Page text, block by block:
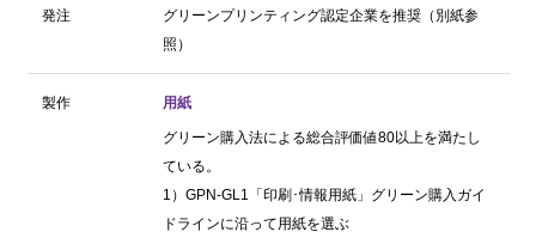
発注
グリーンプリンティング認定企業を推奨（別紙参
照）
製作 用紙
グリーン購入法による総合評価値80以上を満たし
ている。
1）GPN-GL1「印刷･情報用紙」グリーン購入ガイ
ドラインに沿って用紙を選ぶ